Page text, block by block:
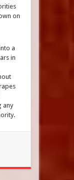
on
a
in
any